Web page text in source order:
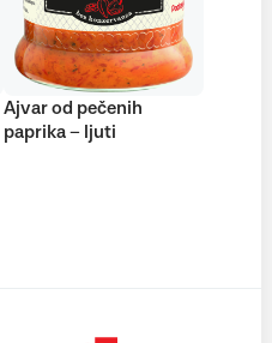
Ajvar od pečenih
paprika – ljuti